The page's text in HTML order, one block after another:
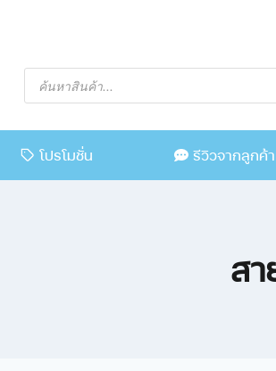
โปรโมชั่น รีวิวจากลูกค้า
สา